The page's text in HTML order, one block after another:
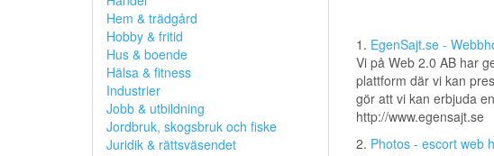
Hem & trädgård
Hobby & fritid
Hus & boende
Hälsa & fitness
Industrier
Jobb & utbildning
Jordbruk, skogsbruk och fiske
Juridik & rättsväsendet
1. EgenSajt.se -
Vi på Web 2.0 AB har
plattform där vi kan
gör att vi kan erbjuda
http://www.egensajt.se
2. Photos - escort web